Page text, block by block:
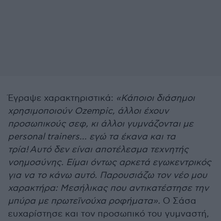
Έγραψε χαρακτηριστικά: «Κάποιοι διάσημοι
χρησιμοποιούν Ozempic, άλλοι έχουν
προσωπικούς σεφ, κι άλλοι γυμνάζονται με
personal trainers... εγώ τα έκανα και τα
τρία! Αυτό δεν είναι αποτέλεσμα τεχνητής
νοημοσύνης. Είμαι όντως αρκετά εγωκεντρικός
για να το κάνω αυτό. Παρουσιάζω τον νέο μου
χαρακτήρα: Μεσήλικας που αντικατέστησε την
μπύρα με πρωτεϊνούχα ροφήματα». Ο Σάσα
ευχαρίστησε και τον προσωπικό του γυμναστή,